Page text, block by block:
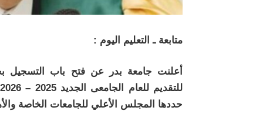
متابعة ـ التعليم اليوم :
أعلنت جامعة بدر عن فتح باب التسجيل
حددها المجلس الأعلي للجامعات الخاصة